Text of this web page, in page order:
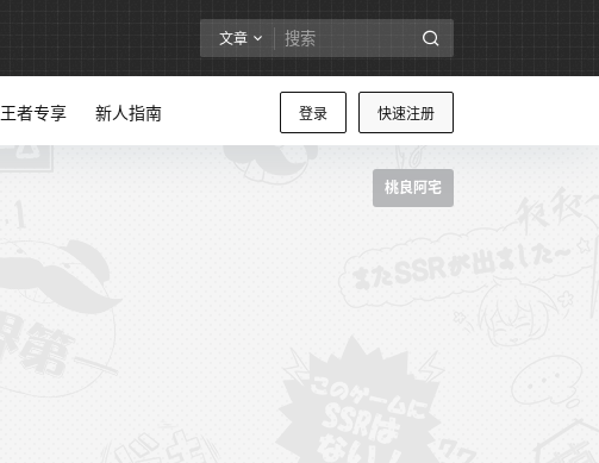
文章
登录 快速注册
王者专享 新人指南
桃良阿宅